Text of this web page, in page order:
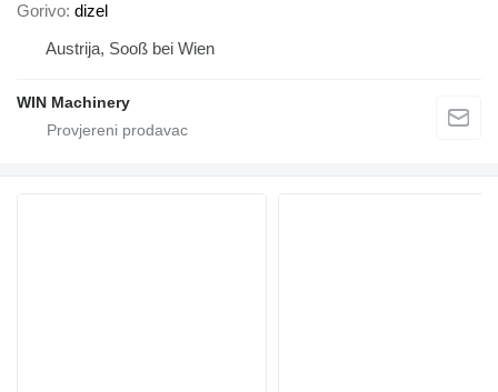
Gorivo dizel
Austrija, Sooß bei Wien
WIN Machinery